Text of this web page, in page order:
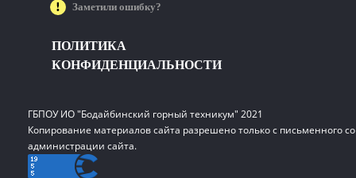
Заметили ошибку?
ПОЛИТИКА
КОНФИДЕНЦИАЛЬНОСТИ
ГБПОУ ИО "Бодайбинский горный техникум" 2021
Копирование материалов сайта разрешено только с письменного
администрации сайта.